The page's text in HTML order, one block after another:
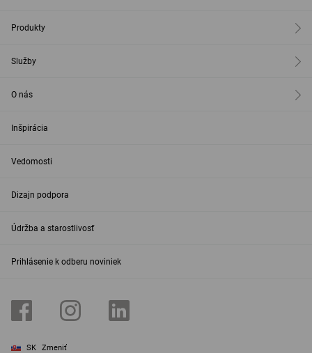
Produkty
Služby
O nás
Inšpirácia
Vedomosti
Dizajn podpora
Údržba a starostlivosť
Prihlásenie k odberu noviniek
SK Zmeniť